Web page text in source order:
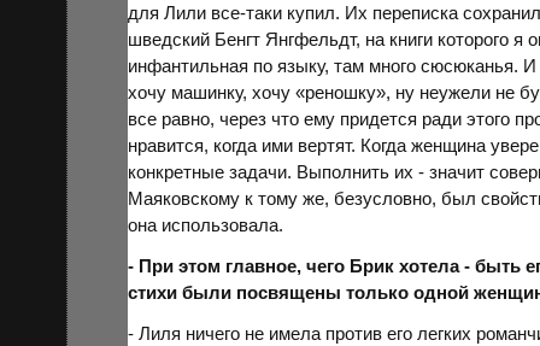
для Лили все-таки купил. Их переписка
шведский Бенгт Янгфельдт, на книги которого я
инфантильная по языку, там много сюсюканья.
хочу машинку, хочу «реношку», ну неужели не
все равно, через что ему придется ради этого
нравится, когда ими вертят. Когда женщина
конкретные задачи. Выполнить их - значит
Маяковскому к тому же, безусловно, был
она использовала.
- При этом главное, чего Брик хотела - быть
стихи были посвящены только одной
- Лиля ничего не имела против его легких